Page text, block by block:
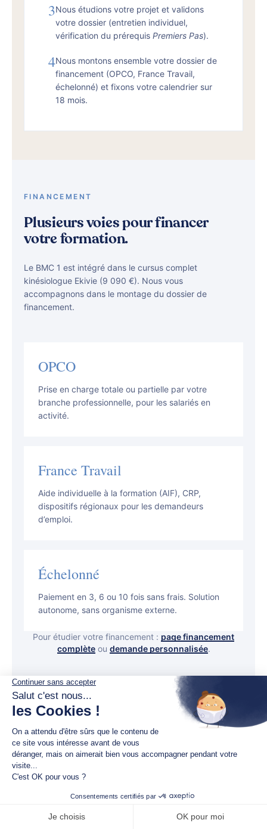
3Nous étudions votre projet et validons
votre dossier (entretien individuel,
vérification du prérequis Premiers Pas).
4Nous montons ensemble votre dossier de
financement (OPCO, France Travail,
échelonné) et fixons votre calendrier sur
18 mois.
FINANCEMENT
Plusieurs voies pour financer
votre formation.
Le BMC 1 est intégré dans le cursus complet
kinésiologue Ekivie (9 090 €). Nous vous
accompagnons dans le montage du dossier de
financement.
OPCO
Prise en charge totale ou partielle par votre
branche professionnelle, pour les salariés en
activité.
France Travail
Aide individuelle à la formation (AIF), CRP,
dispositifs régionaux pour les demandeurs
d’emploi.
Échelonné
Paiement en 3, 6 ou 10 fois sans frais. Solution
autonome, sans organisme externe.
Pour étudier votre financement : page financement
complèteou demande personnalisée.
Tout ce qu’il faut savoir avant de
s’inscrire.
Écrivez-nous